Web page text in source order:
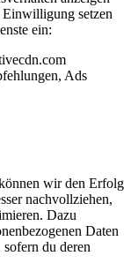
setzen
ein:
Ads
wir den Erfolg
nachvollziehen,
Dazu
Daten
du deren